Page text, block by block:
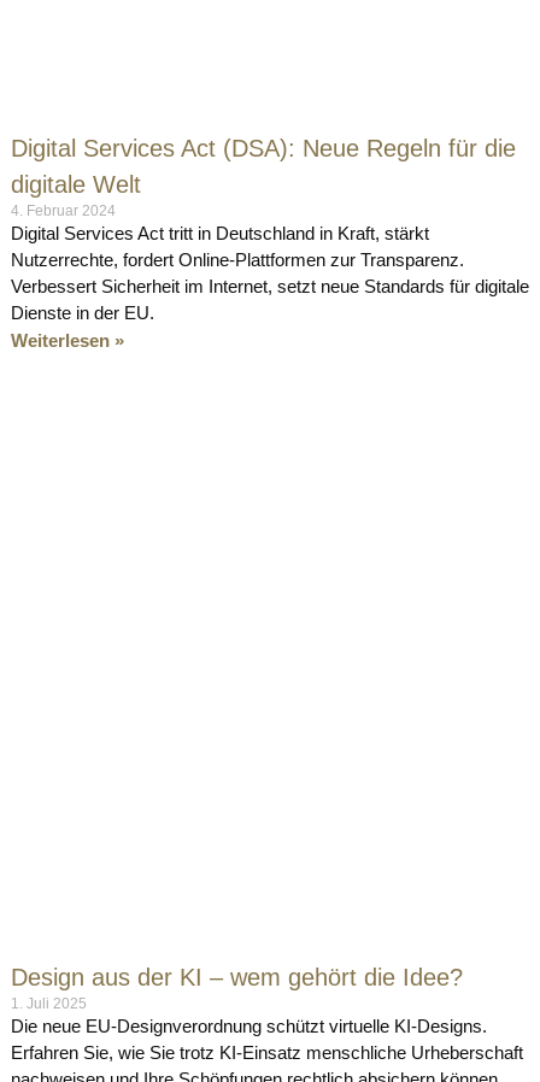
Digital Services Act (DSA): Neue Regeln für die
digitale Welt
4. Februar 2024
Digital Services Act tritt in Deutschland in Kraft, stärkt
Nutzerrechte, fordert Online-Plattformen zur Transparenz.
Verbessert Sicherheit im Internet, setzt neue Standards für digitale
Dienste in der EU.
Weiterlesen »
Design aus der KI – wem gehört die Idee?
1. Juli 2025
Die neue EU-Designverordnung schützt virtuelle KI-Designs.
Erfahren Sie, wie Sie trotz KI-Einsatz menschliche Urheberschaft